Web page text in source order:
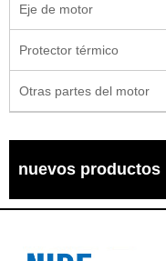
Eje de motor
Protector térmico
Otras partes del motor
nuevos productos